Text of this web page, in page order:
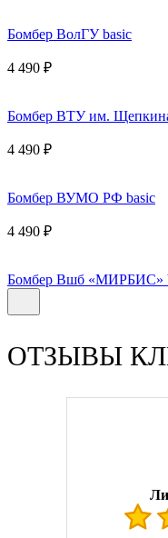
Бомбер ВолГУ basic
4 490 ₽
Бомбер ВТУ им.
4 490 ₽
Бомбер ВУМО РФ basic
4 490 ₽
Бомбер Вшб «МИРБИС»
ОТЗЫВЫ